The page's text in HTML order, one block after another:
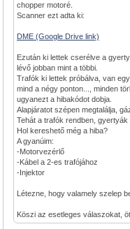
chopper motoré.
Scanner ezt adta ki:
DME (Google Drive link)
Ezután ki lettek cserélve a
lévő jobban mint a többi.
Trafók ki lettek próbálva, van
mind a négy ponton..., minden
ugyanezt a hibakódot dobja.
Alapjáratot szépen megtalálja,
Tehát a trafók rendben, gyertyák
Hol kereshető még a hiba?
A gyanúim:
-Motorvezérlő
-Kábel a 2-es trafójához
-Injektor
Létezne, hogy valamely szelep
Köszi az esetleges válaszokat,